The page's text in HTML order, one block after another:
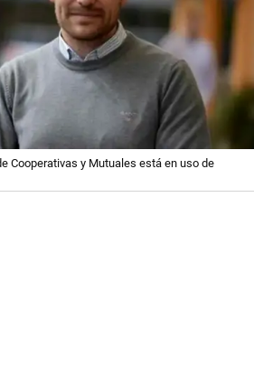
Cooperativas y Mutuales está en uso de